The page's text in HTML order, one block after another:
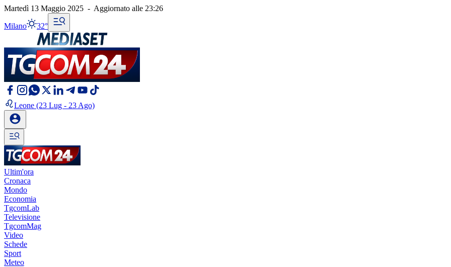
Martedì 13 Maggio 2025 - Aggiornato alle 23:26
Milano 32°
Leone (23 Lug - 23 Ago)
Ultim'ora
Cronaca
Mondo
Economia
TgcomLab
Televisione
TgcomMag
Video
Schede
Sport
Meteo